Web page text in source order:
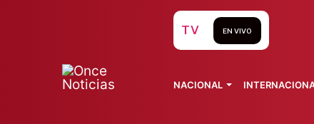
TV EN VIVO
NACIONAL